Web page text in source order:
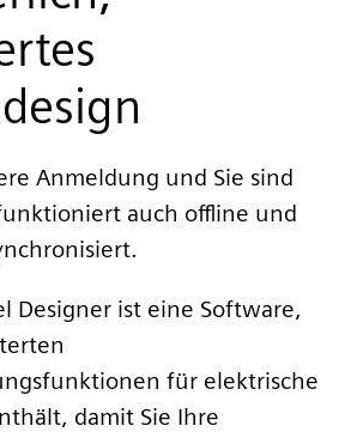
Anmeldung und Sie sind
auch offline und
Designer ist eine Software,
für elektrische
damit Sie Ihre